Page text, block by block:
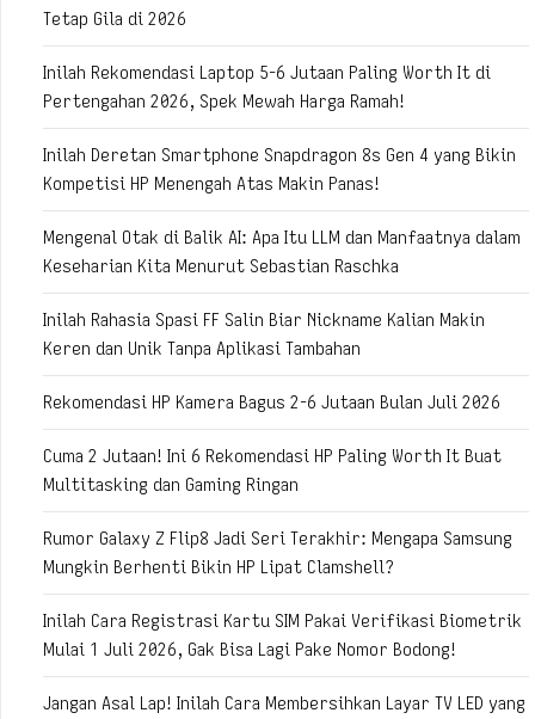
Tetap Gila di 2026
Inilah Rekomendasi Laptop 5-6 Jutaan Paling Worth It di
Pertengahan 2026, Spek Mewah Harga Ramah!
Inilah Deretan Smartphone Snapdragon 8s Gen 4 yang Bikin
Kompetisi HP Menengah Atas Makin Panas!
Mengenal Otak di Balik AI: Apa Itu LLM dan Manfaatnya dalam
Keseharian Kita Menurut Sebastian Raschka
Inilah Rahasia Spasi FF Salin Biar Nickname Kalian Makin
Keren dan Unik Tanpa Aplikasi Tambahan
Rekomendasi HP Kamera Bagus 2-6 Jutaan Bulan Juli 2026
Cuma 2 Jutaan! Ini 6 Rekomendasi HP Paling Worth It Buat
Multitasking dan Gaming Ringan
Rumor Galaxy Z Flip8 Jadi Seri Terakhir: Mengapa Samsung
Mungkin Berhenti Bikin HP Lipat Clamshell?
Inilah Cara Registrasi Kartu SIM Pakai Verifikasi Biometrik
Mulai 1 Juli 2026, Gak Bisa Lagi Pake Nomor Bodong!
Jangan Asal Lap! Inilah Cara Membersihkan Layar TV LED yang